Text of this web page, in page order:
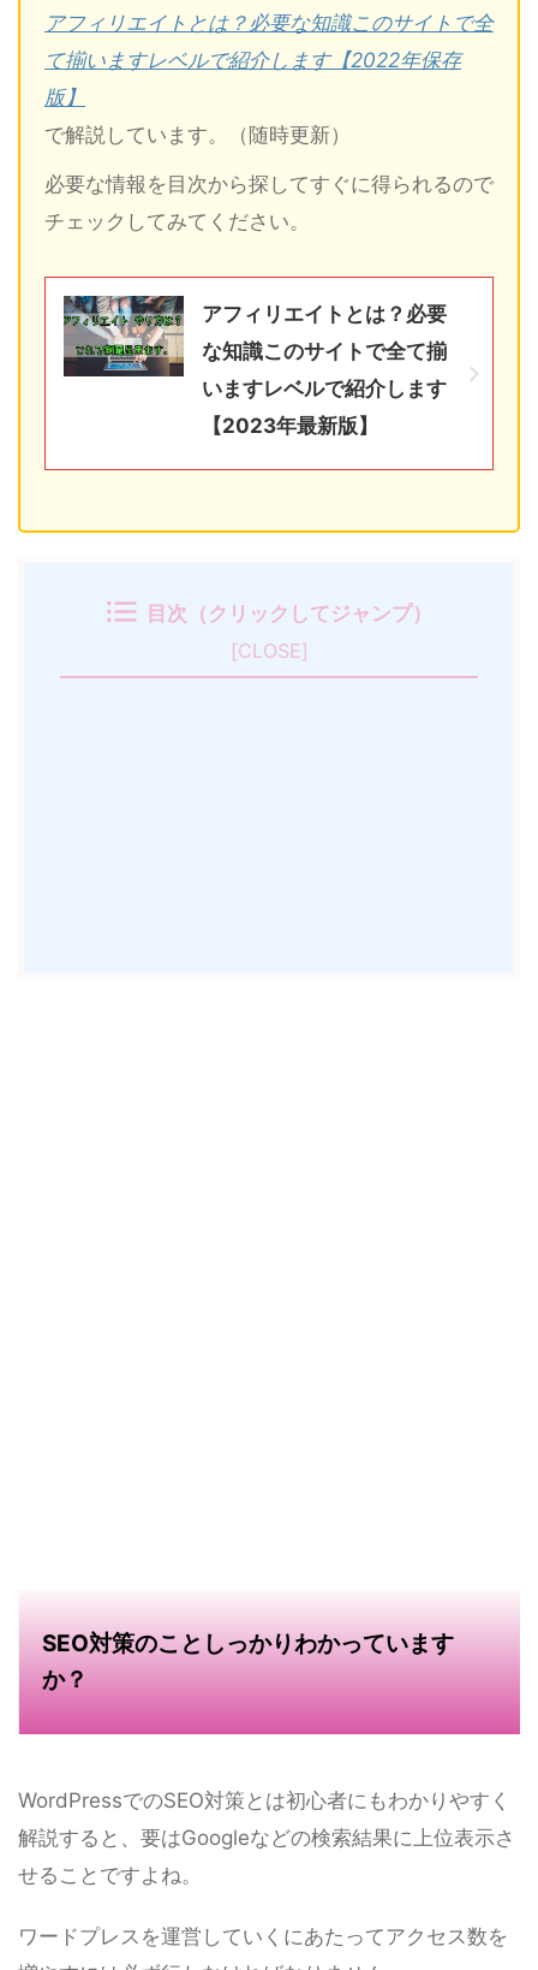
アフィリエイトとは？必要な知識このサイトで全
て揃いますレベルで紹介します【2022年保存
版】
で解説しています。（随時更新）
必要な情報を目次から探してすぐに得られるので
チェックしてみてください。
アフィリエイトとは？必要
な知識このサイトで全て揃
いますレベルで紹介します
【2023年最新版】
目次（クリックしてジャンプ）
[CLOSE]
SEO対策のことしっかりわかっています
か？
WordPressでのSEO対策とは初心者にもわかりやすく
解説すると、要はGoogleなどの検索結果に上位表示さ
せることですよね。
ワードプレスを運営していくにあたってアクセス数を